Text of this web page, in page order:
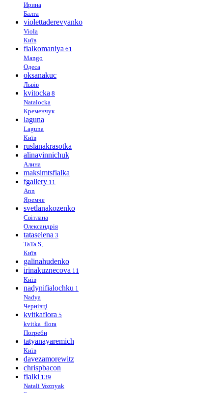
Ирина
Балта
violettaderevyanko
Viola
Київ
fialkomaniya 61
Mango
Одеса
oksanakuc
Львів
kvitocka 8
Natalocka
Кременчук
laguna
Laguna
Київ
ruslanakrasotka
alinavinnichuk
Алина
maksimtsfialka
fgallery 11
Ann
Яремче
svetlanakozenko
Світлана
Олександрія
tataselena 3
TaTa S,
Київ
galinahudenko
irinakuznecova 11
Київ
nadynifialochku 1
Nadya
Чернівці
kvitkaflora 5
kvitka_flora
Погреби
tatyanayaremich
Київ
davezamorewitz
chrispbacon
fialki 139
Natali Voznyak